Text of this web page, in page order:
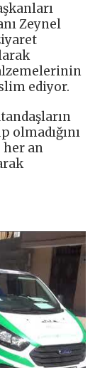
Zeynel
ediyor.
olmadığını
her an